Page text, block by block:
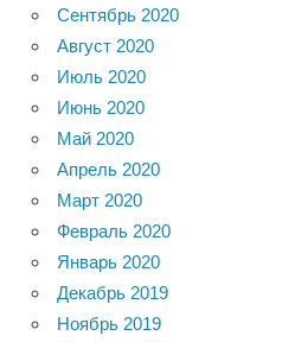
Сентябрь 2020
Август 2020
Июль 2020
Июнь 2020
Май 2020
Апрель 2020
Март 2020
Февраль 2020
Январь 2020
Декабрь 2019
Ноябрь 2019